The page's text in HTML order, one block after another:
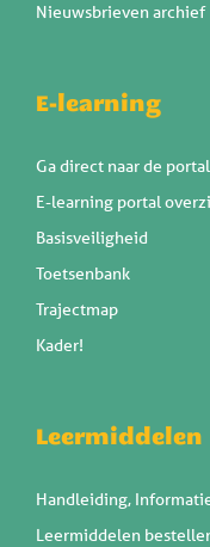
Nieuwsbrieven archief
E-learning
Ga direct naar de portal
E-learning portal
Basisveiligheid
Toetsenbank
Trajectmap
Kader!
Leermiddelen
Handleiding,
Leermiddelen